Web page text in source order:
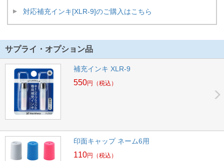
対応補充インキ[XLR-9]のご購入はこちら
サプライ・オプション品
補充インキ XLR-9
550円 （税込）
印面キャップ ネーム6用
110円 （税込）